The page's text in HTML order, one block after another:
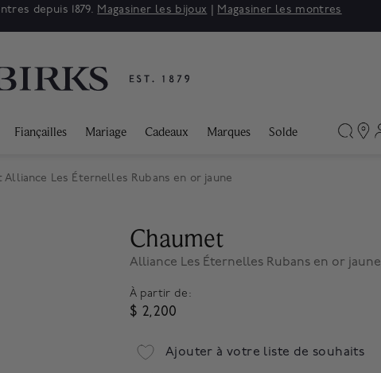
depuis 1879. Magasiner les bijoux | Magasiner les montres
Fiançailles Mariage Cadeaux Marques Solde
Alliance Les Éternelles Rubans en or jaune
Chaumet
Alliance Les Éternelles Rubans en or jaune
À partir de:
$ 2,200
Ajouter à votre liste de souhaits